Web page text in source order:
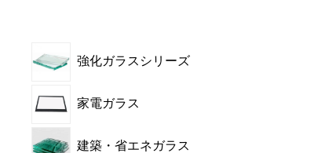
強化ガラスシリーズ
家電ガラス
建築・省エネガラス